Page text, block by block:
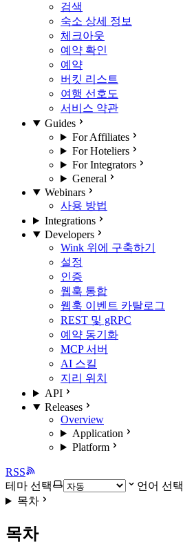
검색
숙소 상세 정보
체크아웃
예약 확인
예약
버킷 리스트
여행 선호도
서비스 약관
Guides
For Affiliates
For Hoteliers
For Integrators
General
Webinars
사용 방법
Integrations
Developers
Wink 위에 구축하기
설정
인증
웹훅 통합
웹훅 이벤트 카탈로그
REST 및 gRPC
예약 동기화
MCP 서버
AI 스킬
지리 위치
API
Releases
Overview
Application
Platform
RSS
테마 선택
언어 선택
목차
목차